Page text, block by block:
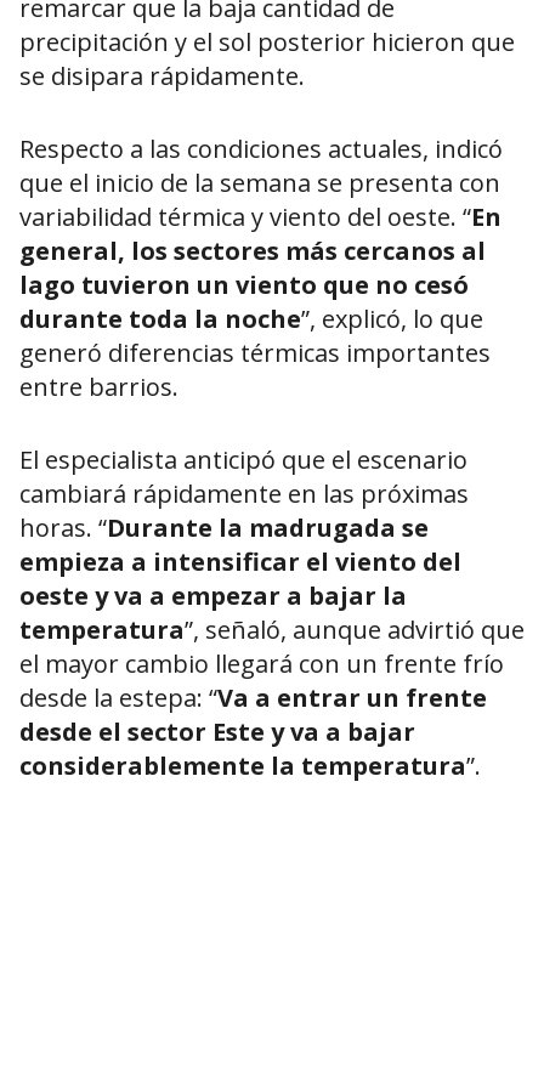
remarcar que la baja cantidad de
precipitación y el sol posterior hicieron que
se disipara rápidamente.
Respecto a las condiciones actuales, indicó
que el inicio de la semana se presenta con
variabilidad térmica y viento del oeste. “En
general, los sectores más cercanos al
lago tuvieron un viento que no cesó
durante toda la noche”, explicó, lo que
generó diferencias térmicas importantes
entre barrios.
El especialista anticipó que el escenario
cambiará rápidamente en las próximas
horas. “Durante la madrugada se
empieza a intensificar el viento del
oeste y va a empezar a bajar la
temperatura”, señaló, aunque advirtió que
el mayor cambio llegará con un frente frío
desde la estepa: “Va a entrar un frente
desde el sector Este y va a bajar
considerablemente la temperatura”.